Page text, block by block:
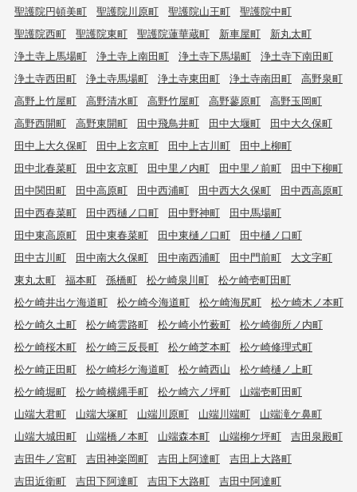
聖護院円頓美町 聖護院川原町 聖護院山王町
聖護院中町
聖護院西町
聖護院東町 聖護院蓮華蔵町 新車屋町
新丸太町
浄土寺上馬場町
浄土寺上南田町 浄土寺下馬場町
浄土寺下南田町
浄土寺西田町
浄土寺馬場町 浄土寺東田町 浄土寺南田町
高野泉町
高野上竹屋町
高野清水町 高野竹屋町 高野蓼原町
高野玉岡町
高野西開町
高野東開町 田中飛鳥井町 田中大堰町
田中大久保町
田中上大久保町
田中上玄京町 田中上古川町
田中上柳町
田中北春菜町
田中玄京町 田中里ノ内町 田中里ノ前町
田中下柳町
田中関田町
田中高原町 田中西浦町 田中西大久保町
田中西高原町
田中西春菜町
田中西樋ノ口町 田中野神町
田中馬場町
田中東高原町
田中東春菜町 田中東樋ノ口町
田中樋ノ口町
田中古川町
田中南大久保町 田中南西浦町 田中門前町
大文字町
東丸太町
福本町 孫橋町 松ケ崎泉川町
松ケ崎壱町田町
松ケ崎井出ケ海道町
松ケ崎今海道町 松ケ崎海尻町
松ケ崎木ノ本町
松ケ崎久土町
松ケ崎雲路町 松ケ崎小竹薮町
松ケ崎御所ノ内町
松ケ崎桜木町
松ケ崎三反長町 松ケ崎芝本町
松ケ崎修理式町
松ケ崎正田町
松ケ崎杉ケ海道町 松ケ崎西山
松ケ崎樋ノ上町
松ケ崎堀町
松ケ崎横縄手町 松ケ崎六ノ坪町
山端壱町田町
山端大君町
山端大塚町 山端川原町 山端川端町
山端滝ケ鼻町
山端大城田町
山端橋ノ本町 山端森本町 山端柳ケ坪町
吉田泉殿町
吉田牛ノ宮町
吉田神楽岡町 吉田上阿達町
吉田上大路町
吉田近衛町
吉田下阿達町 吉田下大路町
吉田中阿達町